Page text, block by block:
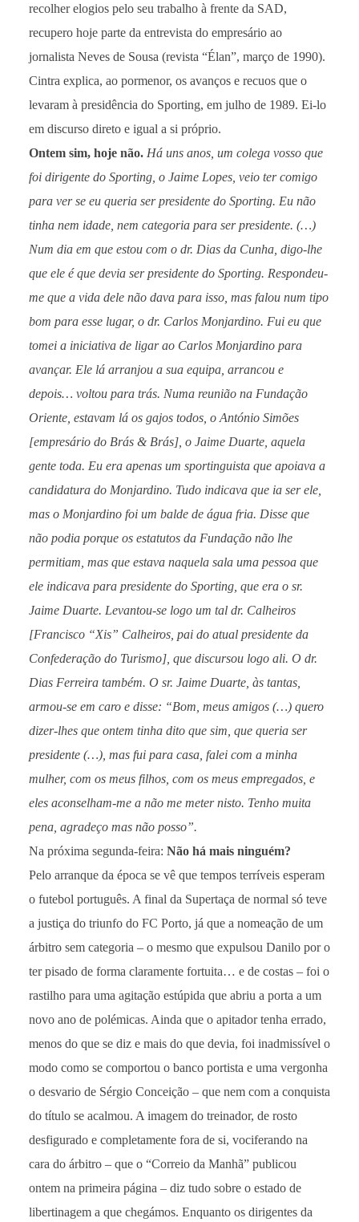
recolher elogios pelo seu trabalho à frente da SAD,
recupero hoje parte da entrevista do empresário ao
jornalista Neves de Sousa (revista “Élan”, março de 1990).
Cintra explica, ao pormenor, os avanços e recuos que o
levaram à presidência do Sporting, em julho de 1989. Ei-lo
em discurso direto e igual a si próprio.
Ontem sim, hoje não. Há uns anos, um colega vosso que
foi dirigente do Sporting, o Jaime Lopes, veio ter comigo
para ver se eu queria ser presidente do Sporting. Eu não
tinha nem idade, nem categoria para ser presidente. (…)
Num dia em que estou com o dr. Dias da Cunha, digo-lhe
que ele é que devia ser presidente do Sporting. Respondeu-
me que a vida dele não dava para isso, mas falou num tipo
bom para esse lugar, o dr. Carlos Monjardino. Fui eu que
tomei a iniciativa de ligar ao Carlos Monjardino para
avançar. Ele lá arranjou a sua equipa, arrancou e
depois… voltou para trás. Numa reunião na Fundação
Oriente, estavam lá os gajos todos, o António Simões
[empresário do Brás & Brás], o Jaime Duarte, aquela
gente toda. Eu era apenas um sportinguista que apoiava a
candidatura do Monjardino. Tudo indicava que ia ser ele,
mas o Monjardino foi um balde de água fria. Disse que
não podia porque os estatutos da Fundação não lhe
permitiam, mas que estava naquela sala uma pessoa que
ele indicava para presidente do Sporting, que era o sr.
Jaime Duarte. Levantou-se logo um tal dr. Calheiros
[Francisco “Xis” Calheiros, pai do atual presidente da
Confederação do Turismo], que discursou logo ali. O dr.
Dias Ferreira também. O sr. Jaime Duarte, às tantas,
armou-se em caro e disse: “Bom, meus amigos (…) quero
dizer-lhes que ontem tinha dito que sim, que queria ser
presidente (…), mas fui para casa, falei com a minha
mulher, com os meus filhos, com os meus empregados, e
eles aconselham-me a não me meter nisto. Tenho muita
pena, agradeço mas não posso”.
Na próxima segunda-feira: Não há mais ninguém?
Pelo arranque da época se vê que tempos terríveis esperam
o futebol português. A final da Supertaça de normal só teve
a justiça do triunfo do FC Porto, já que a nomeação de um
árbitro sem categoria – o mesmo que expulsou Danilo por o
ter pisado de forma claramente fortuita… e de costas – foi o
rastilho para uma agitação estúpida que abriu a porta a um
novo ano de polémicas. Ainda que o apitador tenha errado,
menos do que se diz e mais do que devia, foi inadmissível o
modo como se comportou o banco portista e uma vergonha
o desvario de Sérgio Conceição – que nem com a conquista
do título se acalmou. A imagem do treinador, de rosto
desfigurado e completamente fora de si, vociferando na
cara do árbitro – que o “Correio da Manhã” publicou
ontem na primeira página – diz tudo sobre o estado de
libertinagem a que chegámos. Enquanto os dirigentes da